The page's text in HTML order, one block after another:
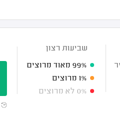
שביעות רצון
99% מאוד מרוצים
1% מרוצים
0% לא מרוצים